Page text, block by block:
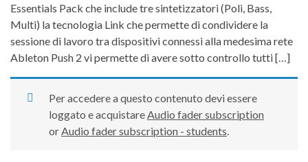
Essentials Pack che include tre sintetizzatori (Poli, Bass,
Multi) la tecnologia Link che permette di condividere la
sessione di lavoro tra dispositivi connessi alla medesima rete
Ableton Push 2 vi permette di avere sotto controllo tutti […]
Per accedere a questo contenuto devi essere
loggato e acquistareAudio fader subscription
orAudio fader subscription - students.